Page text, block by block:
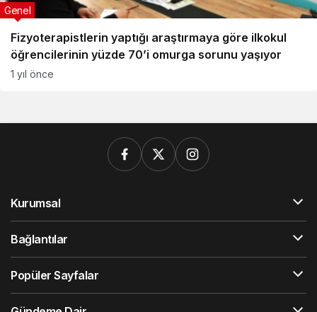
Fizyoterapistlerin yaptığı araştırmaya göre ilkokul
öğrencilerinin yüzde 70’i omurga sorunu yaşıyor
Genel
1 yıl önce
Kurumsal
Bağlantılar
Popüler Sayfalar